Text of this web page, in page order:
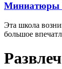
Миниатюры
Эта школа
большое